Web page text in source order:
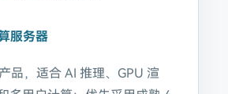
服务器
品，适合 AI 推理、GPU 渲